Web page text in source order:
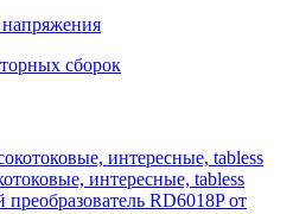
напряжения
сборок
интересные, tabless